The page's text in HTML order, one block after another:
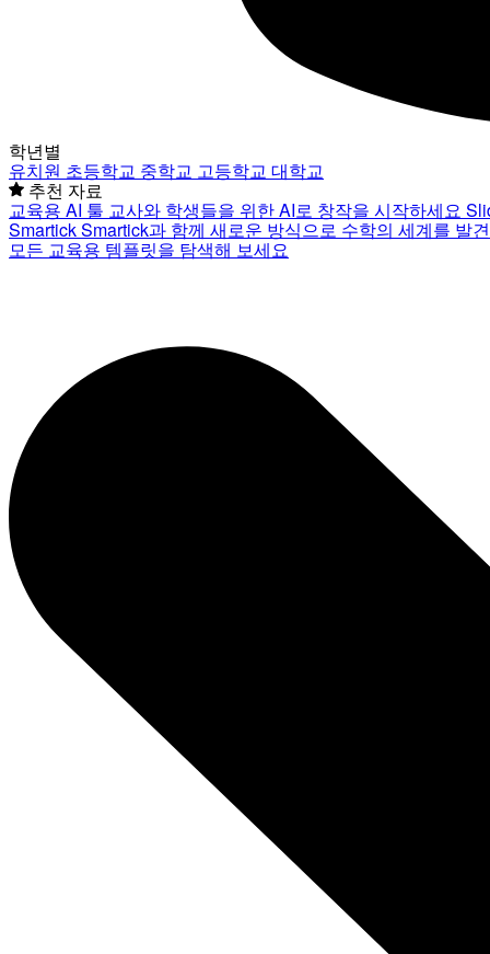
학년별
유치원 초등학교 중학교 고등학교 대학교
추천 자료
교육용 AI 툴 교사와 학생들을 위한 AI로 창작을 시작하세요
SmartickSmartick과 함께 새로운 방식으로 수학의 세계를 발
모든 교육용 템플릿을 탐색해 보세요